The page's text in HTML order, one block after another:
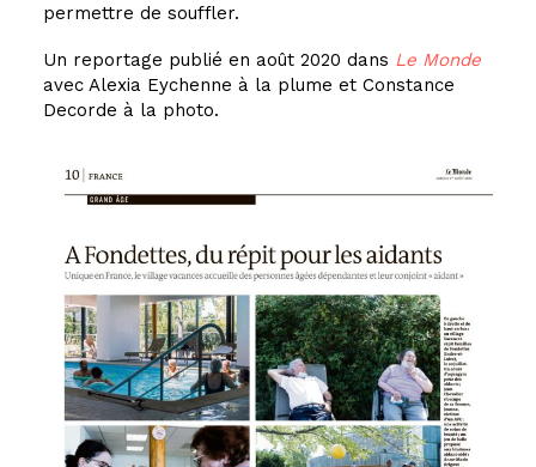
permettre de souffler.
Un reportage publié en août 2020 dans Le Monde
avec Alexia Eychenne à la plume et Constance
Decorde à la photo.